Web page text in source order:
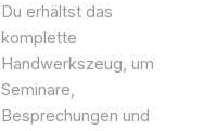
Du erhältst das
komplette
Handwerkszeug, um
Seminare,
Besprechungen und